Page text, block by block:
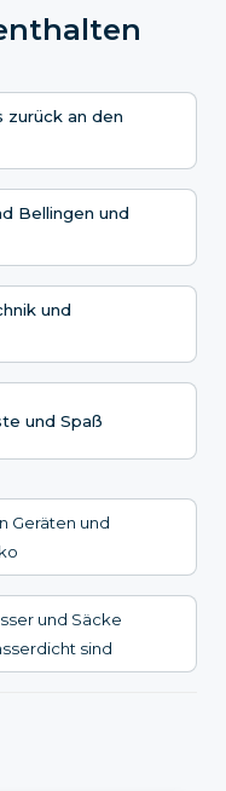
zurück an den
Bellingen und
und
und Spaß
Geräten und
und Säcke
sind